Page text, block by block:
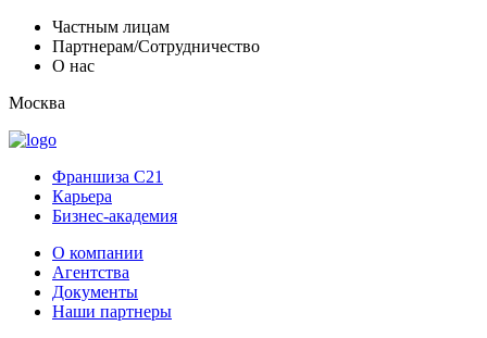
Частным лицам
Партнерам/Сотрудничество
О нас
Москва
Франшиза C21
Карьера
Бизнес-академия
О компании
Агентства
Документы
Наши партнеры